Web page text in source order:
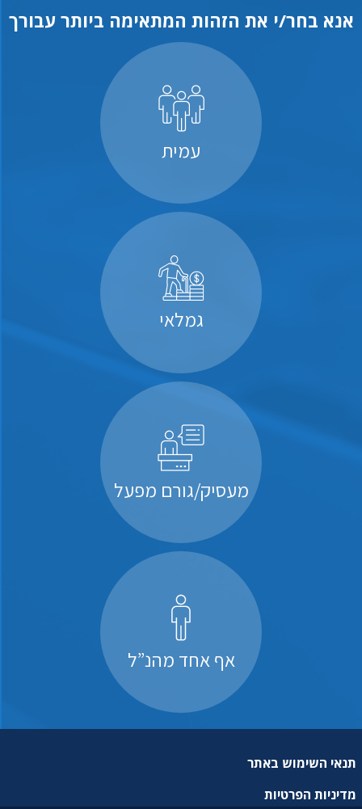
אנא בחר/י את הזהות המתאימה ביותר עבורך
עמית
גמלאי
מעסיק/גורם מפעל
אף אחד מהנ”ל
תנאי השימוש באתר
מדיניות הפרטיות